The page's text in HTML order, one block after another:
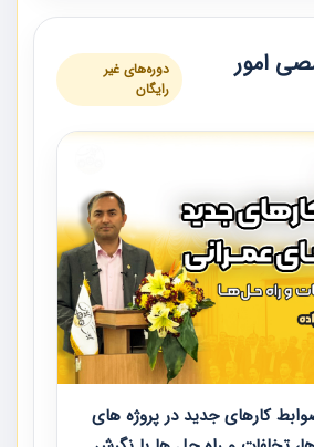
امور
دوره‌های غیر
رایگان
کارهای جدید در پروژه های